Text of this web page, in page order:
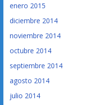
enero 2015
diciembre 2014
noviembre 2014
octubre 2014
septiembre 2014
agosto 2014
julio 2014